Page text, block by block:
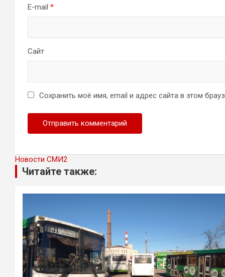
E-mail *
Сайт
Сохранить моё имя, email и адрес сайта в этом
Новости СМИ2
Читайте также: